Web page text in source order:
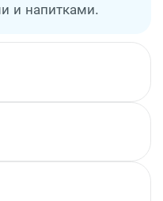
и напитками.